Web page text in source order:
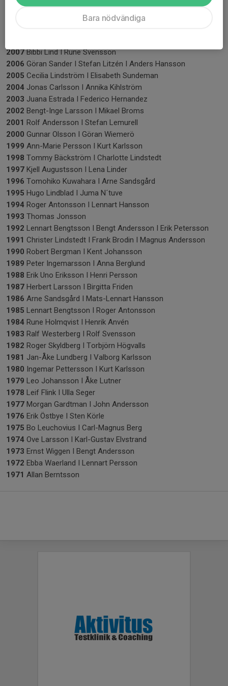
2011Lotta Hallenberg Wallin I Mattias Jonson
Helena Orsenmark I Martin Yttring
2007Bibbi Lind I Rune Svensson
2006 Göran Sander I Stefan Litzén I Anders Hansson
2005 Cecilia Lindström I Elisabeth Sundeman
2004 Jonas Carlsson I Annika Kihlström
2003 Juana Estrada I Federico Hernandez
2002 Bengt-Inge Larsson I Mikael Broms
2001 Rolf Andersson I Stefan Lemurell
2000 Gunnar Olsson I Göran Wiemerö
1999 Ann-Marie Persson I Kurt Karlsson
1998 Tommy Bäckström I Charlotte Lindstedt
1997 Kjell Augustsson I Lena Linder
1996 Tomohiko Kuwahara I Arne Sandsgård
1995 Hugo Lindblad I Juma N´tuve
1994 Roger Antonsson I Lennart Hansson
1993 Thomas Jonsson
1992 Lennart Bengtsson I Bengt Andersson I Erik Petersson
1991 Christer Lindstedt I Frank Brodin I Magnus Andersson
1990 Robert Bergman I Kent Johansson
1989 Peter Ingemarsson I Anna Berglund
1988 Erik Uno Eriksson I Henri Persson
1987 Herbert Larsson I Birgitta Friden
1986 Arne Sandsgård I Mats-Lennart Hansson
1985 Lennart Bengtsson I Roger Antonsson
1984 Rune Holmqvist I Henrik Anvén
1983 Ralf Westerberg I Rolf Svensson
1982 Roger Skyldberg I Torbjörn Högvalls
1981 Jan-Åke Lundberg I Valborg Karlsson
1980 Ingemar Pettersson I Kurt Karlsson
1979 Leo Johansson I Åke Lutner
1978 Leif Flink I Ulla Seger
1977 Morgan Gardtman I John Andersson
1976 Erik Östbye I Sten Körle
1975 Bo Leuchovius I Carl-Magnus Berg
1974 Ove Larsson I Karl-Gustav Elvstrand
1973 Ernst Wiggen I Bengt Andersson
1972 Ebba Waerland I Lennart Persson
1971 Allan Berntsson
Bara nödvändiga